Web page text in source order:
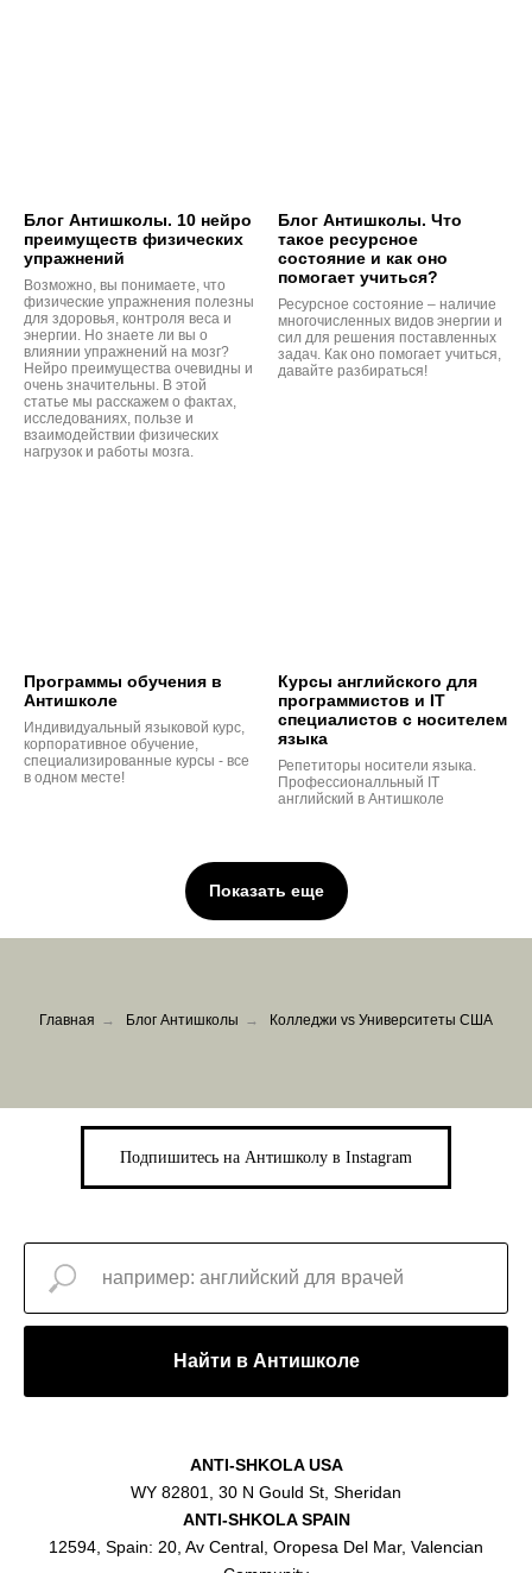
Блог Антишколы. 10 нейро
преимуществ физических
упражнений
Возможно, вы понимаете, что
физические упражнения полезны
для здоровья, контроля веса и
энергии. Но знаете ли вы о
влиянии упражнений на мозг?
Нейро преимущества очевидны и
очень значительны. В этой
статье мы расскажем о фактах,
исследованиях, пользе и
взаимодействии физических
нагрузок и работы мозга.
Блог Антишколы. Что
такое ресурсное
состояние и как оно
помогает учиться?
Ресурсное состояние – наличие
многочисленных видов энергии и
сил для решения поставленных
задач. Как оно помогает учиться,
давайте разбираться!
Программы обучения в
Антишколе
Индивидуальный языковой курс,
корпоративное обучение,
специализированные курсы - все
в одном месте!
Курсы английского для
программистов и IT
cпециалистов c носителем
языка
Репетиторы носители языка.
Профессионалльный IT
английский в Антишколе
Показать еще
Главная → Блог Антишколы → Колледжи vs Университеты США
Подпишитесь на Антишколу в Instagram
Найти в Антишколе
ANTI-SHKOLA USA
WY 82801, 30 N Gould St, Sheridan
ANTI-SHKOLA SPAIN
12594, Spain: 20, Av Central, Oropesa Del Mar, Valencian